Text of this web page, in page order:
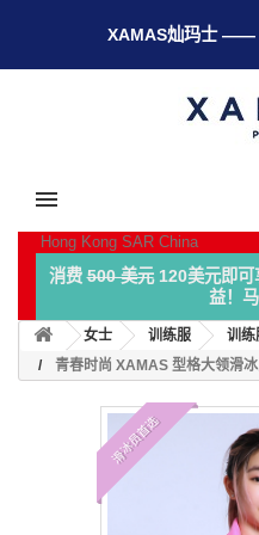
XAMAS灿玛士 ——
Hong Kong SAR China
消费500 美元120美元即可
益！
女士 训练服
训练
青春时尚 XAMAS 型格大领滑
滑冰员首选